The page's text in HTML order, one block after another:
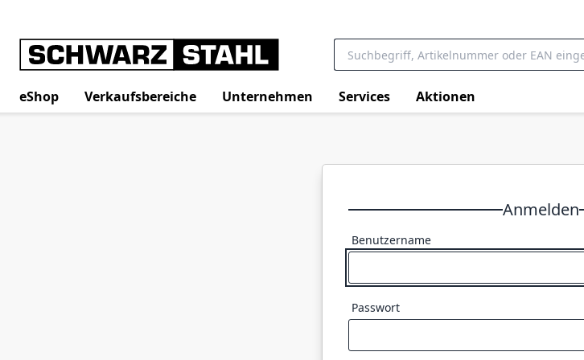
eShop Verkaufsbereiche Unternehmen Services Aktionen
Anmelden
Benutzername
Passwort